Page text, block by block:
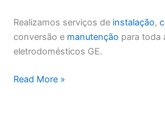
Realizamos serviços de instalação,
conversão e manutenção para toda
eletrodomésticos GE.
Assistência
Read More »